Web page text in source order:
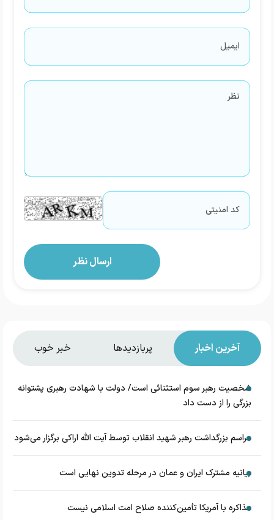
آخرین اخبار پربازدیدها خبر خوب
شخصیت رهبر سوم استثنائی است/ دولت با شهادت رهبری پشتوانه
بزرگی را از دست داد
مراسم بزرگداشت رهبر شهید انقلاب توسط آیت الله اراکی برگزار می‌شود
بیانیه مشترک ایران و عمان در مرحله تدوین نهایی است
مذاکره با آمریکا تأمین‌کننده صلاح امت اسلامی نیست